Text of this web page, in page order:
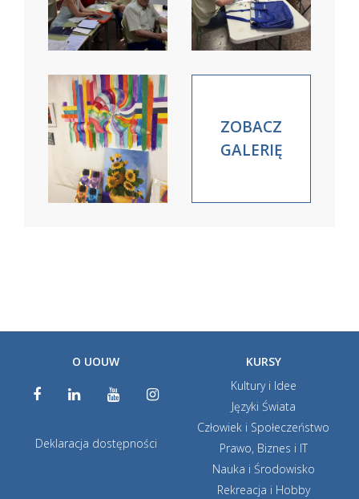
ZOBACZ
GALERIĘ
O UOUW
Deklaracja dostępności
KURSY
Kultury i Idee
Języki Świata
Człowiek i Społeczeństwo
Prawo, Biznes i IT
Nauka i Środowisko
Rekreacja i Hobby